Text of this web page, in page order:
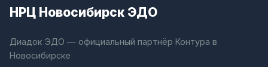
НРЦ Новосибирск ЭДО
Диадок ЭДО — официальный партнёр Контура в
Новосибирске